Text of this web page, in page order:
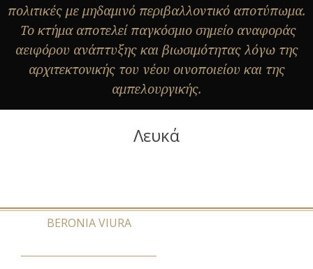
πολιτικές με μηδαμινό περιβαλλοντικό αποτύπωμα.
Το κτήμα αποτελεί παγκόσμιο σημείο αναφοράς
αειφόρου ανάπτυξης και βιωσιμότητας λόγω της
αρχιτεκτονικής του νέου οινοποιείου και της
αμπελουργικής.
Λευκά
BERONIA VIURA